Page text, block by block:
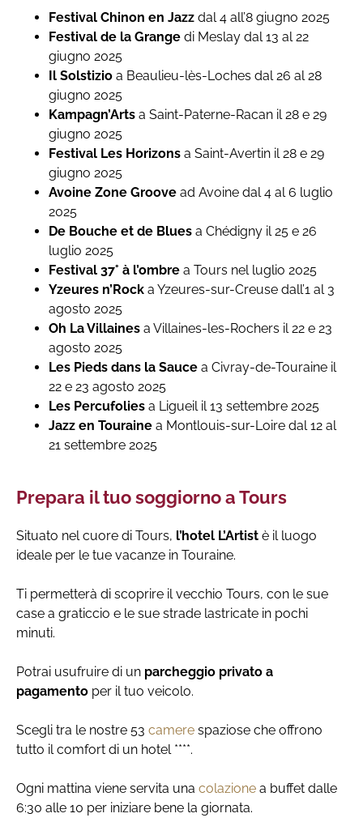
Festival Chinon en Jazz dal 4 all’8 giugno 2025
Festival de la Grange di Meslay dal 13 al 22
giugno 2025
Il Solstizio a Beaulieu-lès-Loches dal 26 al 28
giugno 2025
Kampagn’Arts a Saint-Paterne-Racan il 28 e 29
giugno 2025
Festival Les Horizons a Saint-Avertin il 28 e 29
giugno 2025
Avoine Zone Groove ad Avoine dal 4 al 6 luglio
2025
De Bouche et de Blues a Chédigny il 25 e 26
luglio 2025
Festival 37° à l’ombre a Tours nel luglio 2025
Yzeures n’Rock a Yzeures-sur-Creuse dall’1 al 3
agosto 2025
Oh La Villaines a Villaines-les-Rochers il 22 e 23
agosto 2025
Les Pieds dans la Sauce a Civray-de-Touraine il
22 e 23 agosto 2025
Les Percufolies a Ligueil il 13 settembre 2025
Jazz en Touraine a Montlouis-sur-Loire dal 12 al
21 settembre 2025
Prepara il tuo soggiorno a Tours
Situato nel cuore di Tours, l’hotel L’Artist è il luogo
ideale per le tue vacanze in Touraine.
Ti permetterà di scoprire il vecchio Tours, con le sue
case a graticcio e le sue strade lastricate in pochi
minuti.
Potrai usufruire di un parcheggio privato a
pagamento per il tuo veicolo.
Scegli tra le nostre 53 camere spaziose che offrono
tutto il comfort di un hotel ****.
Ogni mattina viene servita una colazione a buffet dalle
6:30 alle 10 per iniziare bene la giornata.